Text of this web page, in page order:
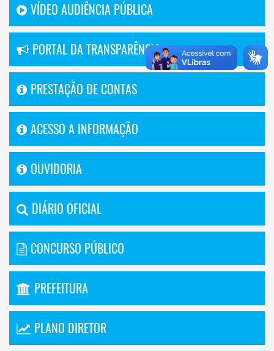
VÍDEO AUDIÊNCIA PÚBLICA
PORTAL DA TRANSPARÊNCIA
PRESTAÇÃO DE CONTAS
ACESSO A INFORMAÇÃO
OUVIDORIA
DIÁRIO OFICIAL
CONCURSO PÚBLICO
PREFEITURA
PLANO DIRETOR